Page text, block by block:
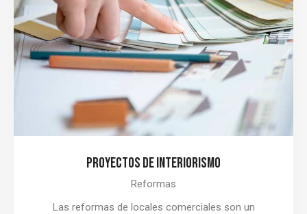
PROYECTOS DE INTERIORISMO
Reformas
Las reformas de locales comerciales son un